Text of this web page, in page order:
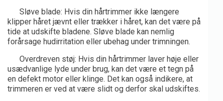
Sløve blade: Hvis din hårtrimmer ikke længere
klipper håret jævnt eller trækker i håret, kan det være på
tide at udskifte bladene. Sløve blade kan nemlig
forårsage hudirritation eller ubehag under trimningen.
Overdreven støj: Hvis din hårtrimmer laver høje eller
usædvanlige lyde under brug, kan det være et tegn på
en defekt motor eller klinge. Det kan også indikere, at
trimmeren er ved at være slidt og derfor skal udskiftes.